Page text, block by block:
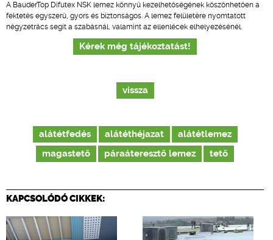
A BauderTop Difutex NSK lemez könnyű kezelhetőségének köszönhetően a
fektetés egyszerű, gyors és biztonságos. A lemez felületére nyomtatott
négyzetrács segít a szabásnál, valamint az ellenlécek elhelyezésénél.
Kérek még tájékoztatást!
vissza
alátétfedés alátéthéjazat
alátétlemez
magastető
páraáteresztő lemez tető
KAPCSOLÓDÓ CIKKEK: